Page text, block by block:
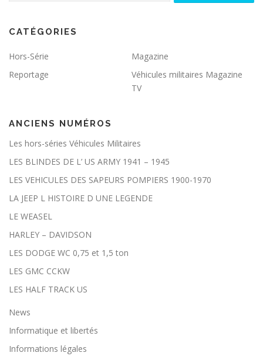
CATÉGORIES
Hors-Série
Magazine
Reportage
Véhicules militaires Magazine
TV
ANCIENS NUMÉROS
Les hors-séries Véhicules Militaires
LES BLINDES DE L’ US ARMY 1941 – 1945
LES VEHICULES DES SAPEURS POMPIERS 1900-1970
LA JEEP L HISTOIRE D UNE LEGENDE
LE WEASEL
HARLEY – DAVIDSON
LES DODGE WC 0,75 et 1,5 ton
LES GMC CCKW
LES HALF TRACK US
News
Informatique et libertés
Informations légales
s
e
ie
Ils
nt
n
es
ir
a
fo
ct
n
e